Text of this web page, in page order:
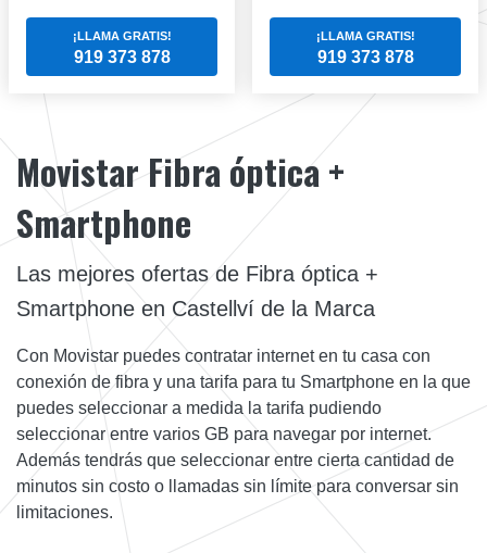
¡LLAMA GRATIS!
919 373 878
¡LLAMA GRATIS!
919 373 878
Movistar Fibra óptica +
Smartphone
Las mejores ofertas de Fibra óptica +
Smartphone en Castellví de la Marca
Con Movistar puedes contratar internet en tu casa con
conexión de fibra y una tarifa para tu Smartphone en la que
puedes seleccionar a medida la tarifa pudiendo
seleccionar entre varios GB para navegar por internet.
Además tendrás que seleccionar entre cierta cantidad de
minutos sin costo o llamadas sin límite para conversar sin
limitaciones.